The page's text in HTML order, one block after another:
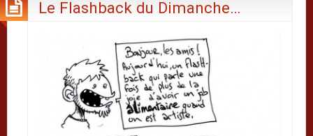
Le Flashback du Dimanche…